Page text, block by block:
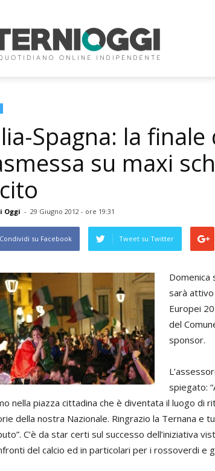
Oggi
Spagna: la finale
su maxi
Oggi - 29 Giugno 2012 - ore 19:31
Condividi su Facebook Tweet su Twitter
Domenica
sarà
Europei
del
sponsor.
spiegato:
nella piazza cittadina che è diventata il luogo
della nostra Nazionale. Ringrazio la Ternana e
C’è da star certi sul successo dell’iniziativa
del calcio ed in particolari per i rossoverdi e